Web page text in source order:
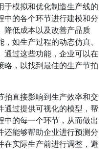
于模拟和优化制造生产线的
中的各个环节进行建模和分
降低成本以及改善产品质
如生产过程的动态仿真、
通过这些功能，企业可以在
略，以找到最佳的生产节拍
拍直接影响到生产效率和交
通过提供可视化的模型，帮
的每一个环节，从而做出
还能够帮助企业进行预测分
在实际生产前进行调整，避